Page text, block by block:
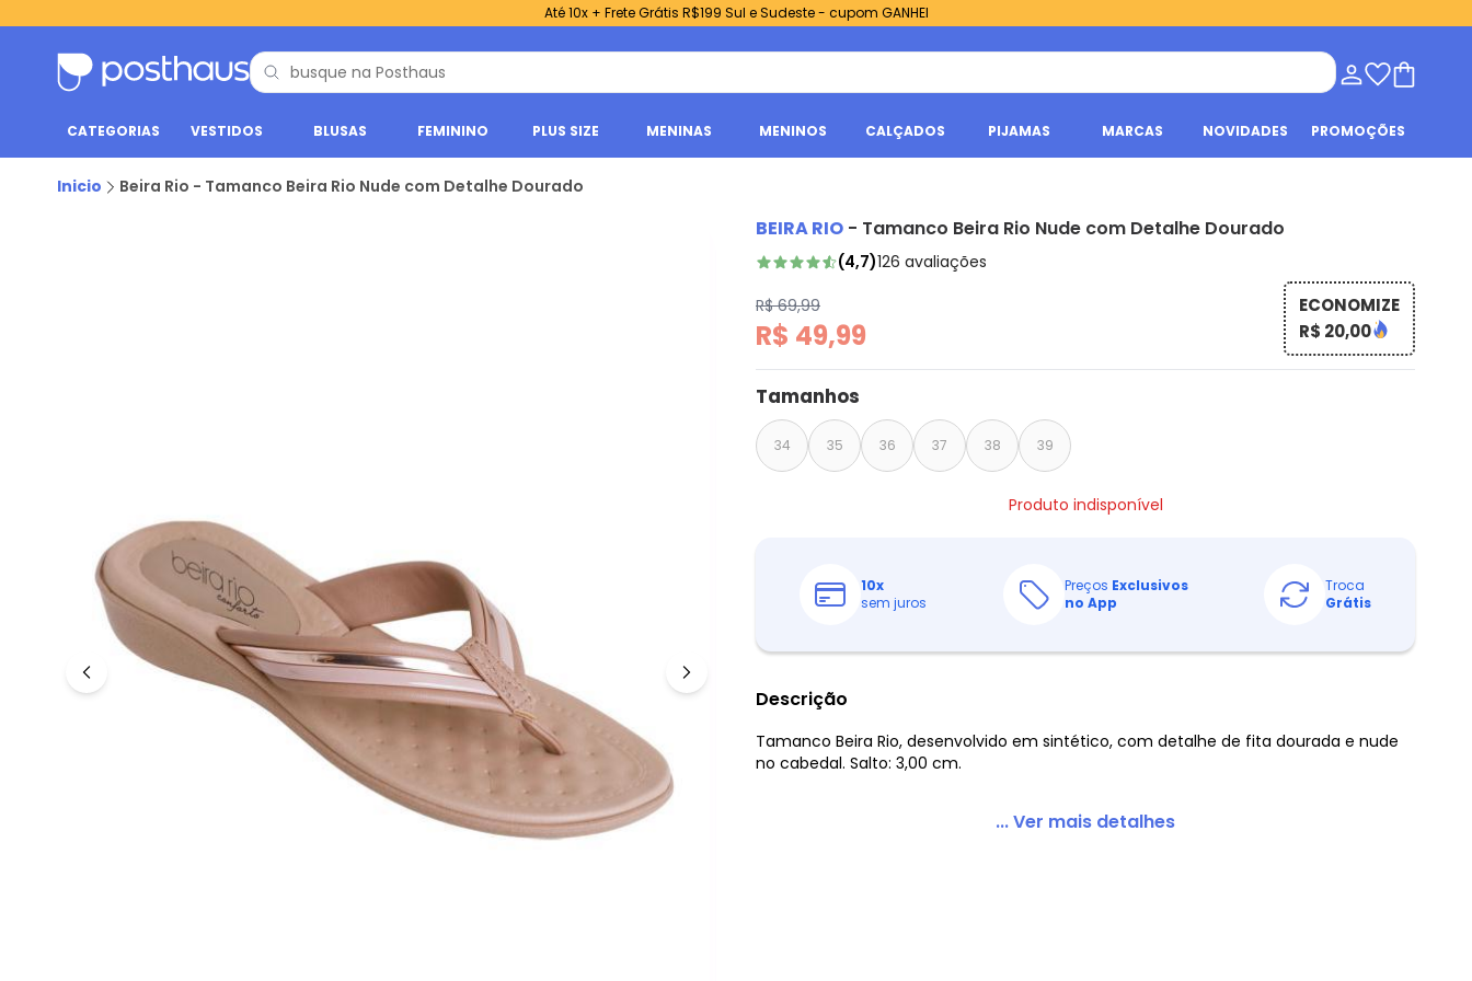
Até 10x + Frete Grátis R$199 Sul e Sudeste - cupom GANHEI
CATEGORIAS VESTIDOS BLUSAS FEMININO PLUS SIZE MENINAS MENINOS CALÇADOS PIJAMAS MARCAS NOVIDADES PROMOÇÕES
Inicio Beira Rio - Tamanco Beira Rio Nude com Detalhe Dourado
BEIRA RIO - Tamanco Beira Rio Nude com Detalhe Dourado
(4,7)126 avaliações
R$ 69,99
R$ 49,99
ECONOMIZE
R$ 20,00
Tamanhos
34 35 36 37 38 39
Produto indisponível
10x
sem juros
Preços Exclusivos
no App
Troca
Grátis
Descrição
Tamanco Beira Rio, desenvolvido em sintético, com detalhe de fita dourada e nude
no cabedal. Salto: 3,00 cm.
... Ver mais detalhes